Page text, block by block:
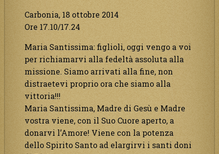
Carbonia, 18 ottobre 2014
Ore 17.10/17.24
Maria Santissima: figlioli, oggi vengo a voi
per richiamarvi alla fedeltà assoluta alla
missione. Siamo arrivati alla fine, non
distraetevi proprio ora che siamo alla
vittoria!!!
Maria Santissima, Madre di Gesù e Madre
vostra viene, con il Suo Cuore aperto, a
donarvi l’Amore! Viene con la potenza
dello Spirito Santo ad elargirvi i santi doni